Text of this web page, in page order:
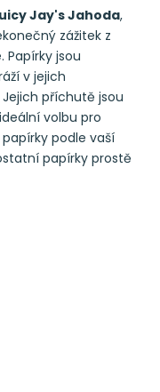
Jay's Jahoda,
zážitek z
Papírky jsou
v jejich
Jejich příchutě jsou
volbu pro
podle vaší
papírky prostě